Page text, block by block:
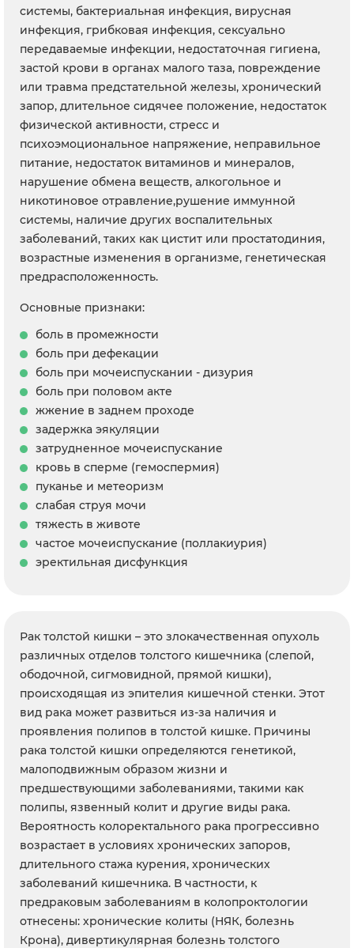
системы, бактериальная инфекция, вирусная
инфекция, грибковая инфекция, сексуально
передаваемые инфекции, недостаточная гигиена,
застой крови в органах малого таза, повреждение
или травма предстательной железы, хронический
запор, длительное сидячее положение, недостаток
физической активности, стресс и
психоэмоциональное напряжение, неправильное
питание, недостаток витаминов и минералов,
нарушение обмена веществ, алкогольное и
никотиновое отравление,рушение иммунной
системы, наличие других воспалительных
заболеваний, таких как цистит или простатодиния,
возрастные изменения в организме, генетическая
предрасположенность.
Основные признаки:
боль в промежности
боль при дефекации
боль при мочеиспускании - дизурия
боль при половом акте
жжение в заднем проходе
задержка эякуляции
затрудненное мочеиспускание
кровь в сперме (гемоспермия)
пуканье и метеоризм
слабая струя мочи
тяжесть в животе
частое мочеиспускание (поллакиурия)
эректильная дисфункция
Рак толстой кишки – это злокачественная опухоль
различных отделов толстого кишечника (слепой,
ободочной, сигмовидной, прямой кишки),
происходящая из эпителия кишечной стенки. Этот
вид рака может развиться из-за наличия и
проявления полипов в толстой кишке. Причины
рака толстой кишки определяются генетикой,
малоподвижным образом жизни и
предшествующими заболеваниями, такими как
полипы, язвенный колит и другие виды рака.
Вероятность колоректального рака прогрессивно
возрастает в условиях хронических запоров,
длительного стажа курения, хронических
заболеваний кишечника. В частности, к
предраковым заболеваниям в колопроктологии
отнесены: хронические колиты (НЯК, болезнь
Крона), дивертикулярная болезнь толстого